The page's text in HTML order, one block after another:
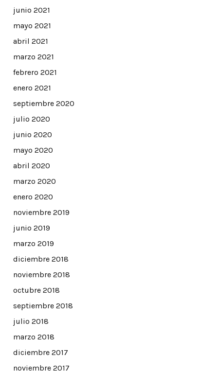
junio 2021
mayo 2021
abril 2021
marzo 2021
febrero 2021
enero 2021
septiembre 2020
julio 2020
junio 2020
mayo 2020
abril 2020
marzo 2020
enero 2020
noviembre 2019
junio 2019
marzo 2019
diciembre 2018
noviembre 2018
octubre 2018
septiembre 2018
julio 2018
marzo 2018
diciembre 2017
noviembre 2017